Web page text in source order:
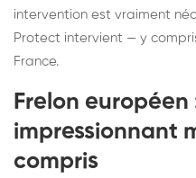
intervention est vraiment
Protect intervient — y
France.
Frelon
impressionnant
compris